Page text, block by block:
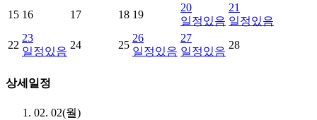
15 16 17 18 19
20
일정있음
21
일정있음
22
23
일정있음
24 25
26
일정있음
27
일정있음
28
상세일정
02. 02(월)